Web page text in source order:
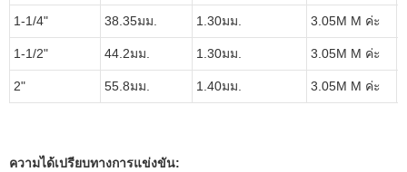
1-1/4" 38.35มม. 1.30มม. 3.05M M ค่ะ
1-1/2" 44.2มม. 1.30มม. 3.05M M ค่ะ
2" 55.8มม. 1.40มม. 3.05M M ค่ะ
ความได้เปรียบทางการแข่งขัน: